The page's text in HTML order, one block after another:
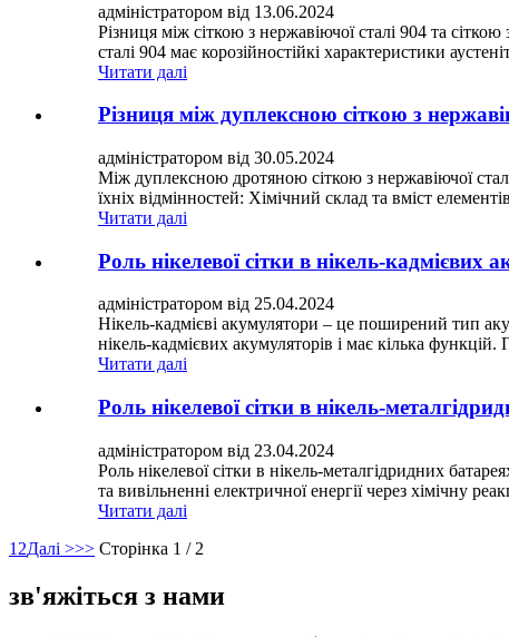
адміністратором від 13.06.2024
Різниця між сіткою з нержавіючої сталі 904 та
сталі 904 має корозійностійкі характеристики
Читати далі
Різниця між дуплексною сіткою з
адміністратором від 30.05.2024
Між дуплексною дротяною сіткою з нержавіючої
їхніх відмінностей: Хімічний склад та вміст
Читати далі
Роль нікелевої сітки в нікель-кадмієвих
адміністратором від 25.04.2024
Нікель-кадмієві акумулятори – це поширений тип
нікель-кадмієвих акумуляторів і має кілька
Читати далі
Роль нікелевої сітки в нікель-
адміністратором від 23.04.2024
Роль нікелевої сітки в нікель-металгідридних
та вивільненні електричної енергії через хімічну
Читати далі
1 2Далі >>> Сторінка 1 / 2
зв'яжіться з нами